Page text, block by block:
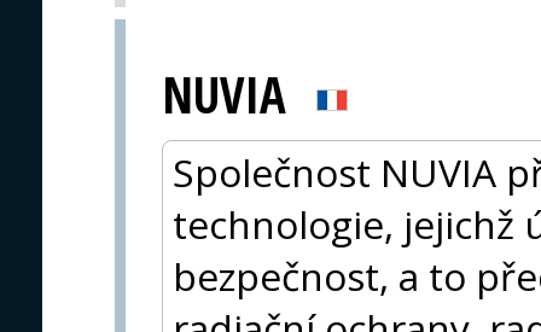
NUVIA
Společnost NUVIA
technologie, jejichž
bezpečnost, a to